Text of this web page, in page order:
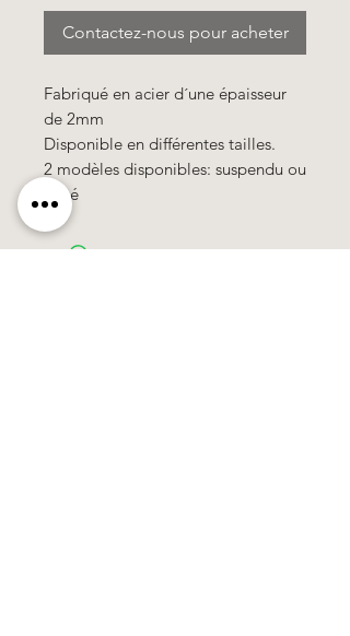
Contactez-nous pour acheter
Fabriqué en acier d´une épaisseur
de 2mm
Disponible en différentes tailles.
2 modèles disponibles: suspendu ou
posé